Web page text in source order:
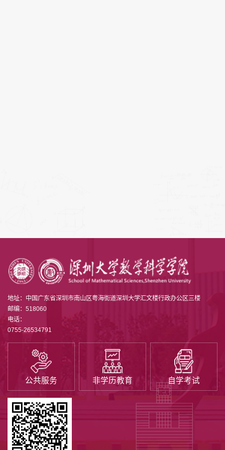
地址：中国广东省深圳市南山区粤海街道深圳大学汇文楼行政办公区三楼
邮编：518060
电话：
0755-26534791
公共服务 非学历教育 自学考试